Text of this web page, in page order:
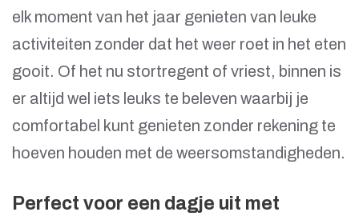
elk moment van het jaar genieten van leuke
activiteiten zonder dat het weer roet in het eten
gooit. Of het nu stortregent of vriest, binnen is
er altijd wel iets leuks te beleven waarbij je
comfortabel kunt genieten zonder rekening te
hoeven houden met de weersomstandigheden.
Perfect voor een dagje uit met